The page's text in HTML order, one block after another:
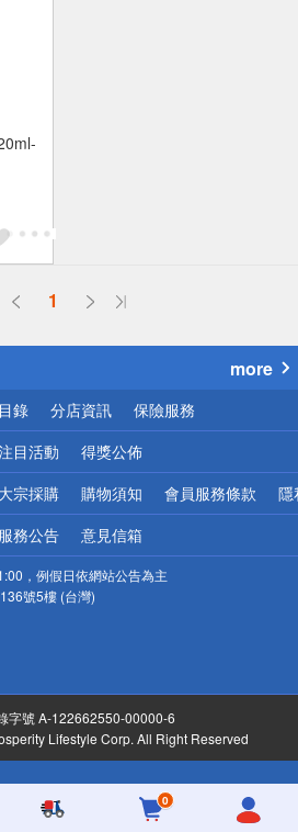
1
送
送
請小心！
more
錄 分店資訊 保險服務
目活動 得獎公佈
大宗採購 購物須知 會員服務條款 隱
服務公告 意見信箱
，例假日依網站公告為主
號5樓 (台灣)
字號 A-122662550-00000-6
Lifestyle Corp. All Right Reserved
0